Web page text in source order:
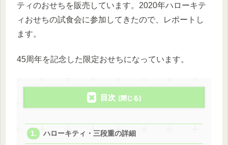
ティのおせちを販売しています。2020年ハローキテ
ィおせちの試食会に参加してきたので、レポートし
ます。
45周年を記念した限定おせちになっています。
目次
ハローキティ・三段重の詳細